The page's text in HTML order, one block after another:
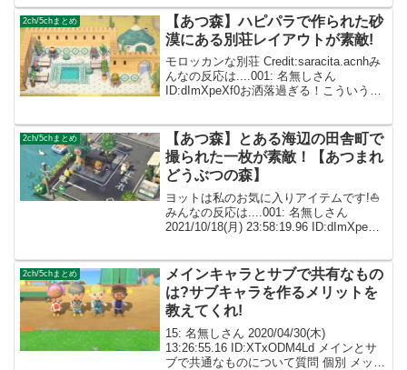
プデ後は大結晶し...
2ch/5chまとめ
【あつ森】ハピパラで作られた砂
漠にある別荘レイアウトが素敵!
モロッカンな別荘 Credit:saracita.acnhみ
んなの反応は....001: 名無しさん
ID:dImXpeXf0お洒落過ぎる！こういうレ
か...
2ch/5chまとめ
【あつ森】とある海辺の田舎町で
撮られた一枚が素敵！【あつまれ
どうぶつの森】
ヨットは私のお気に入りアイテムです!⛵
みんなの反応は....001: 名無しさん
2021/10/18(月) 23:58:19.96 ID:dImXpeXf0
2ch/5chまとめ
メインキャラとサブで共有なもの
は?サブキャラを作るメリットを
教えてくれ!
15: 名無しさん 2020/04/30(木)
13:26:55.16 ID:XTxODM4Ld メインとサ
ブで共通なものについて質問 個別 メッセ